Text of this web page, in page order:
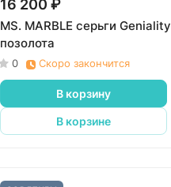
16 200 ₽
MS. MARBLE серьги Geniality
позолота
0 Скоро закончится
В корзину
В корзине